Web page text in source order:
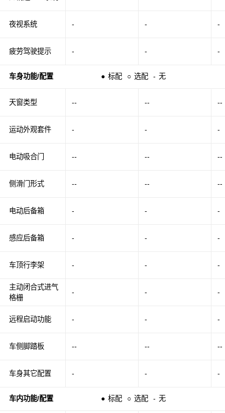
夜视系统
疲劳驾驶提示
车身功能/配置 ● 标配 ○ 选配 - 无
天窗类型
运动外观套件
电动吸合门
侧滑门形式
电动后备箱
感应后备箱
车顶行李架
主动闭合式进气
格栅
远程启动功能
车侧脚踏板
车身其它配置
车内功能/配置 ● 标配 ○ 选配 - 无
- - -
- - -
-- -- --
- - -
-- -- --
-- -- --
- - -
- - -
- - -
- - -
- - -
-- -- --
- - -